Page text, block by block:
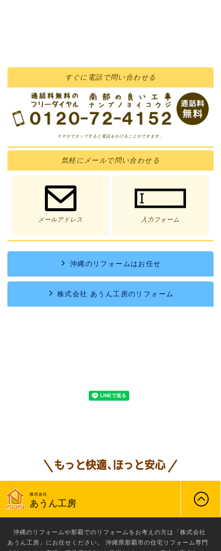
すぐに 電話で問い合わせる
スマホでタップすると電話をかけることができます。
気軽に メールで問い合わせる
メールアドレス 入力フォーム
沖縄のリフォームはお任せ
株式会社 あうん工房のリフォーム
株式会社
あうん工房
沖縄のリフォームや那覇でのリフォームをお考えの方は「株式会社
あうん工房」にお任せください。 沖縄県那覇市の住宅リフォーム専門